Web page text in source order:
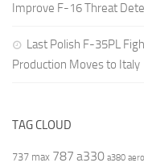
Improve F-16 Threat
Last Polish F-35PL
Production Moves to Italy
TAG CLOUD
737 max 787 a330 a380